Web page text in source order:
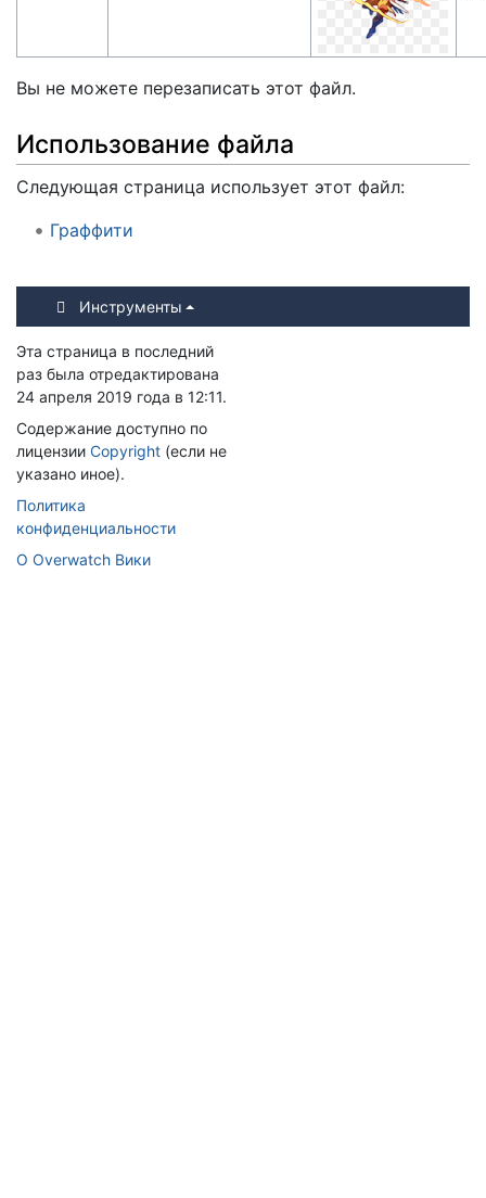
Вы не можете перезаписать этот файл.
Использование файла
Следующая страница использует этот файл:
Граффити
Инструменты
Эта страница в последний
раз была отредактирована
24 апреля 2019 года в 12:11.
Содержание доступно по
лицензии Copyright (если не
указано иное).
Политика
конфиденциальности
О Overwatch Вики